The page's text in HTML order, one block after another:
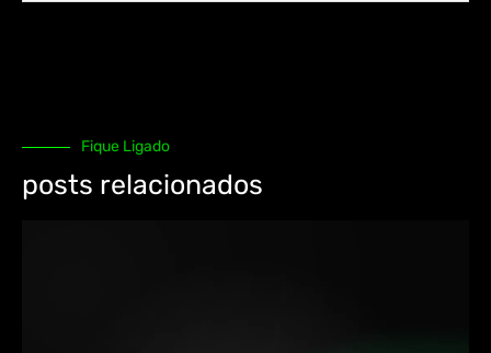
Fique Ligado
posts relacionados